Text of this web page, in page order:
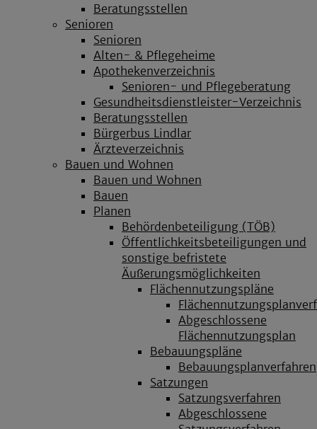
Beratungsstellen
Senioren
Senioren
Alten- & Pflegeheime
Apothekenverzeichnis
Senioren- und Pflegeberatung
Gesundheitsdienstleister-Verzeichnis
Beratungsstellen
Bürgerbus Lindlar
Ärzteverzeichnis
Bauen und Wohnen
Bauen und Wohnen
Bauen
Planen
Behördenbeteiligung (TÖB)
Öffentlichkeitsbeteiligungen und
sonstige befristete
Äußerungsmöglichkeiten
Flächennutzungspläne
Abgeschlossene
Flächennutzungsplan
Bebauungspläne
Bebauungsplanverfahren
Satzungen
Satzungsverfahren
Abgeschlossene